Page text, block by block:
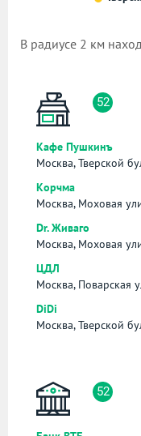
В радиусе 2 км
52
Кафе Пушкинъ
Москва, Тверской
Корчма
Москва, Моховая
Dr. Живаго
Москва, Моховая
ЦДЛ
Москва, Поварская
DiDi
Москва, Тверской
52